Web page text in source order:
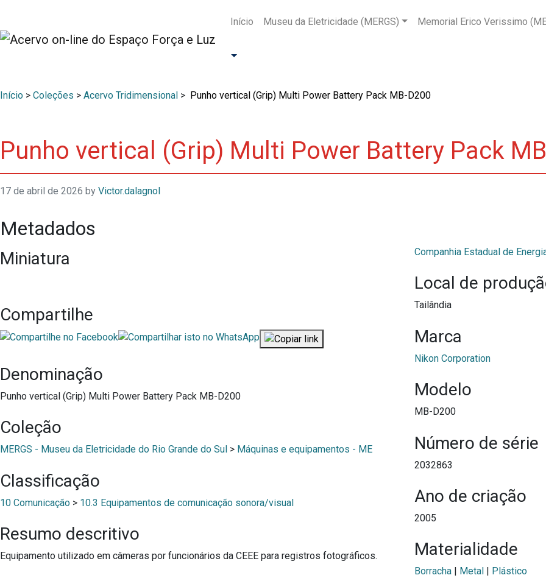
Início Museu da Eletricidade (MERGS) Memorial Erico Verissimo
Início > Coleções > Acervo Tridimensional > Punho vertical (Grip) Multi Power Battery Pack MB-D200
Punho vertical (Grip) Multi Power Battery Pack
17 de abril de 2026 by Victor.dalagnol
Metadados
Miniatura
Compartilhe
Denominação
Punho vertical (Grip) Multi Power Battery Pack MB-D200
Coleção
MERGS - Museu da Eletricidade do Rio Grande do Sul > Máquinas e equipamentos - ME
Classificação
10 Comunicação > 10.3 Equipamentos de comunicação sonora/visual
Resumo descritivo
Equipamento utilizado em câmeras por funcionários da CEEE para registros fotográficos.
Companhia Estadual de
Local de
Tailândia
Marca
Nikon Corporation
Modelo
MB-D200
Número de série
2032863
Ano de criação
2005
Materialidade
Borracha Metal Plástico